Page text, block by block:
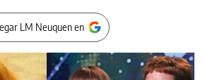
LM Neuquen en